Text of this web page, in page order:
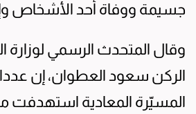
جسيمة ووفاة أحد الأشخاص
وقال المتحدث الرسمي لوزارة
الركن سعود العطوان، إن